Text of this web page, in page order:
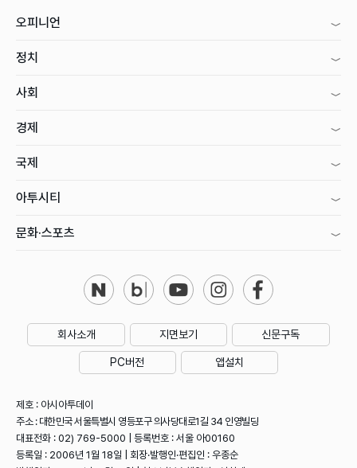
오피니언
정치
사회
경제
국제
아투시티
문화·스포츠
회사소개 지면보기 신문구독
PC버전 앱설치
제호 : 아시아투데이
주소 : 대한민국 서울특별시 영등포구 의사당대로1길 34 인영빌딩
대표전화 : 02) 769-5000 | 등록번호 : 서울 아00160
등록일 : 2006년 1월 18일 | 회장·발행인·편집인 : 우종순